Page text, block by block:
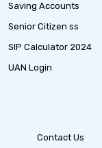
Saving Accounts
Senior Citizen ss
SIP Calculator 2024
UAN Login
Contact Us